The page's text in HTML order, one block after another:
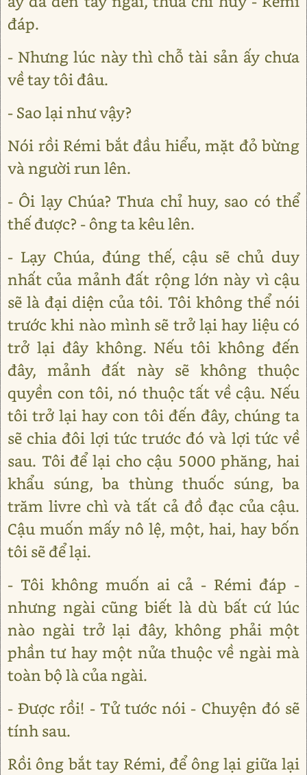
đáp.
- Nhưng lúc này thì chỗ tài sản ấy chưa
về tay tôi đâu.
- Sao lại như vậy?
Nói rồi Rémi bắt đầu hiểu, mặt đỏ bừng
và người run lên.
- Ôi lạy Chúa? Thưa chỉ huy, sao có thể
thế được? - ông ta kêu lên.
- Lạy Chúa, đúng thế, cậu sẽ chủ duy
nhất của mảnh đất rộng lớn này vì cậu
sẽ là đại diện của tôi. Tôi không thể nói
trước khi nào mình sẽ trở lại hay liệu có
trở lại đây không. Nếu tôi không đến
đây, mảnh đất này sẽ không thuộc
quyền con tôi, nó thuộc tất về cậu. Nếu
tôi trở lại hay con tôi đến đây, chúng ta
sẽ chia đôi lợi tức trước đó và lợi tức về
sau. Tôi để lại cho cậu 5000 phăng, hai
khẩu súng, ba thùng thuốc súng, ba
trăm livre chì và tất cả đồ đạc của cậu.
Cậu muốn mấy nô lệ, một, hai, hay bốn
tôi sẽ để lại.
- Tôi không muốn ai cả - Rémi đáp -
nhưng ngài cũng biết là dù bất cứ lúc
nào ngài trở lại đây, không phải một
phần tư hay một nửa thuộc về ngài mà
toàn bộ là của ngài.
- Được rồi! - Tử tước nói - Chuyện đó sẽ
tính sau.
Rồi ông bắt tay Rémi, để ông lại giữa lại